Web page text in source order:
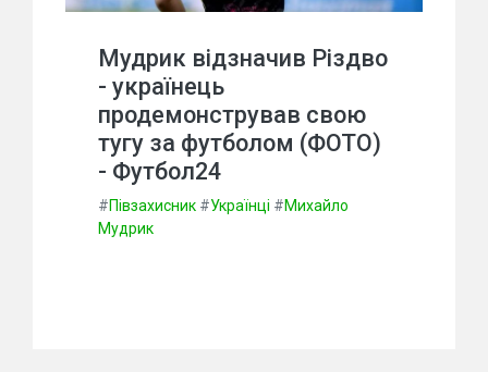
Мудрик відзначив Різдво
- українець
продемонстрував свою
тугу за футболом (ФОТО)
- Футбол24
#Півзахисник #Українці #Михайло
Мудрик